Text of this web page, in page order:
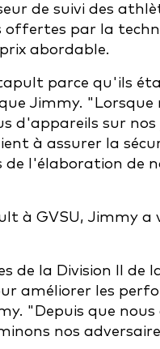
de suivi des
offertes par la
abordable.
parce qu'ils
Jimmy.
d'appareils sur
à assurer la
de l'élaboration de
à GVSU, Jimmy a
de la Division II de
améliorer les
"Depuis que
nos